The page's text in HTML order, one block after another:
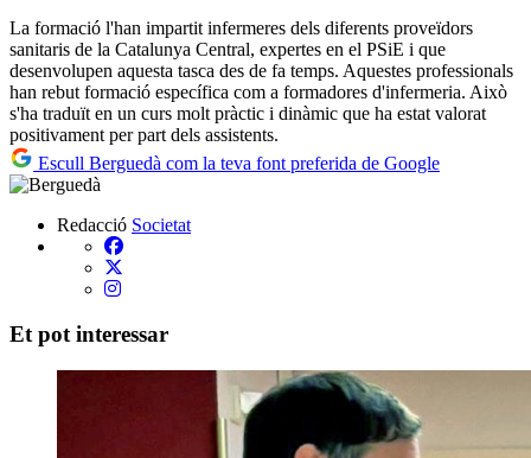
La formació l'han impartit infermeres dels diferents proveïdors
sanitaris de la Catalunya Central, expertes en el PSiE i que
desenvolupen aquesta tasca des de fa temps. Aquestes professionals
han rebut formació específica com a formadores d'infermeria. Això
s'ha traduït en un curs molt pràctic i dinàmic que ha estat valorat
positivament per part dels assistents.
Escull Berguedà com la teva font preferida de Google
Redacció Societat
Et pot interessar